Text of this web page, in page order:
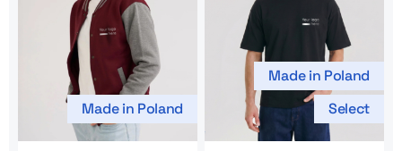
Made in Poland
Made in Poland
Select